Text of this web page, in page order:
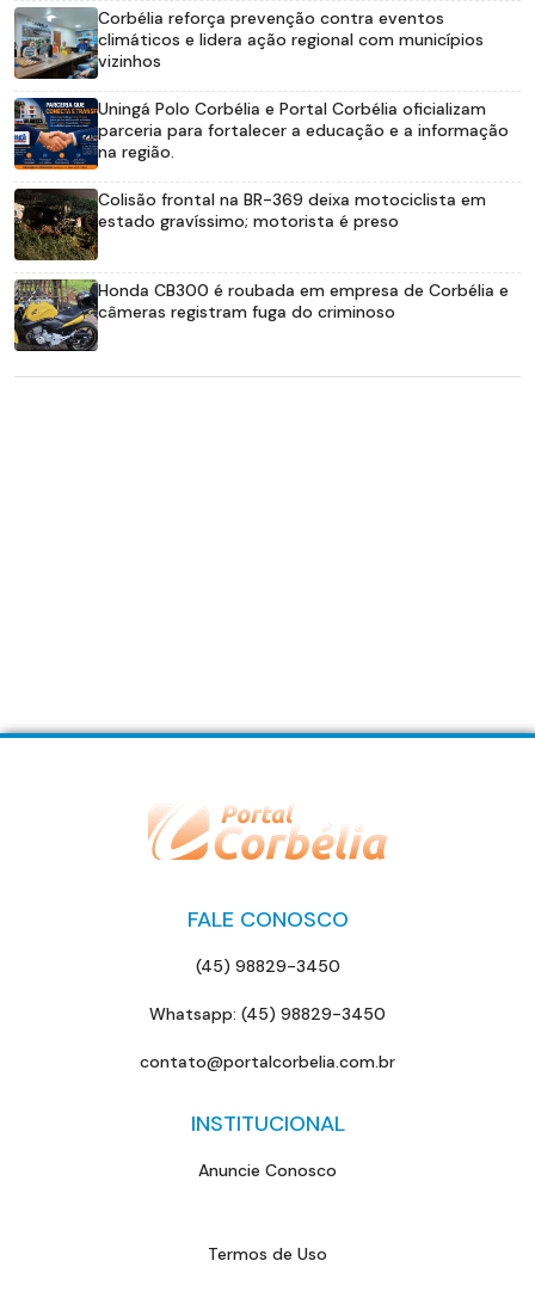
Corbélia reforça prevenção contra eventos
climáticos e lidera ação regional com municípios
vizinhos
Uningá Polo Corbélia e Portal Corbélia oficializam
parceria para fortalecer a educação e a informação
na região.
Colisão frontal na BR-369 deixa motociclista em
estado gravíssimo; motorista é preso
Honda CB300 é roubada em empresa de Corbélia e
câmeras registram fuga do criminoso
FALE CONOSCO
(45) 98829-3450
Whatsapp: (45) 98829-3450
contato@portalcorbelia.com.br
INSTITUCIONAL
Anuncie Conosco
Termos de Uso